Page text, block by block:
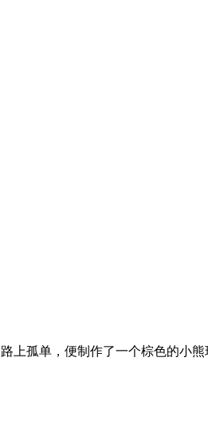
上孤单，便制作了一个棕色的小